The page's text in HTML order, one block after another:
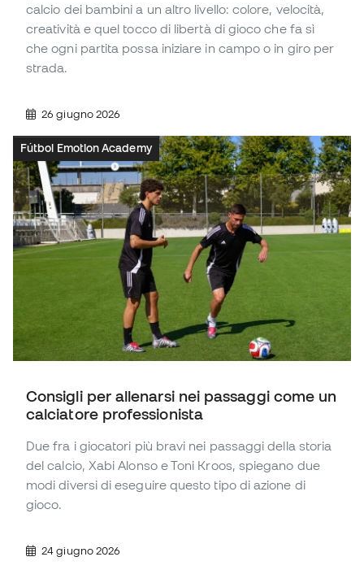
calcio dei bambini a un altro livello: colore, velocità,
creatività e quel tocco di libertà di gioco che fa sì
che ogni partita possa iniziare in campo o in giro per
strada.
26 giugno 2026
Fútbol Emotion Academy
Consigli per allenarsi nei passaggi come un
calciatore professionista
Due fra i giocatori più bravi nei passaggi della storia
del calcio, Xabi Alonso e Toni Kroos, spiegano due
modi diversi di eseguire questo tipo di azione di
gioco.
24 giugno 2026